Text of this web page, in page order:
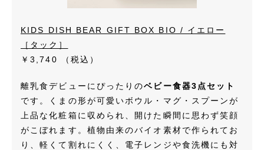
KIDS DISH BEAR GIFT BOX BIO / イエロー
［タック］
￥3,740
（税込）
離乳食デビューにぴったりのベビー食器3点セット
です。くまの形が可愛いボウル・マグ・スプーンが
上品な化粧箱に収められ、開けた瞬間に思わず笑顔
がこぼれます。植物由来のバイオ素材で作られてお
り、軽くて割れにくく、電子レンジや食洗機にも対